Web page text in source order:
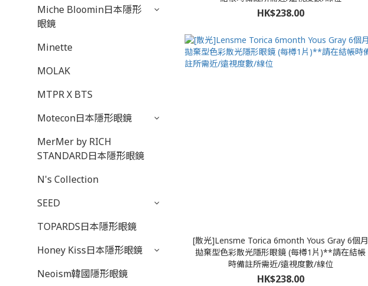
Miche Bloomin日本隱形
眼鏡
Minette
MOLAK
MTPR X BTS
Motecon日本隱形眼鏡
MerMer by RICH
STANDARD日本隱形眼鏡
N's Collection
SEED
TOPARDS日本隱形眼鏡
Honey Kiss日本隱形眼鏡
Neoism韓國隱形眼鏡
HK$238.00
[散光]Lensme Torica 6month Yous Gray 6個月
拋棄型色彩散光隱形眼鏡 (每樽1片)**請在結帳
時備註所需近/遠視度數/線位
HK$238.00